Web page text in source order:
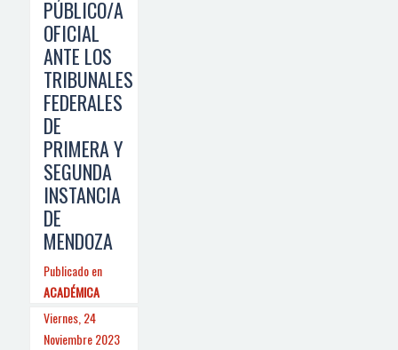
PÚBLICO/A
OFICIAL
ANTE LOS
TRIBUNALES
FEDERALES
DE
PRIMERA Y
SEGUNDA
INSTANCIA
DE
MENDOZA
Publicado en
ACADÉMICA
Viernes, 24
Noviembre 2023